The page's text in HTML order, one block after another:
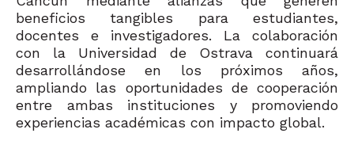
beneficios tangibles para estudiantes,
docentes e investigadores. La colaboración
con la Universidad de Ostrava continuará
desarrollándose en los próximos años,
ampliando las oportunidades de cooperación
entre ambas instituciones y promoviendo
experiencias académicas con impacto global.